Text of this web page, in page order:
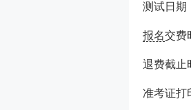
测试日期
报名交费
退费截止
准考证打